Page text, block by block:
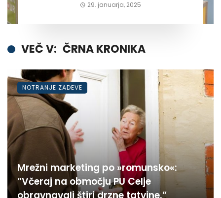
29. januarja, 2025
VEČ V: ČRNA KRONIKA
Mrežni marketing po »romunsko«:
“Včeraj na območju PU Celje
NOTRANJE ZADEVE